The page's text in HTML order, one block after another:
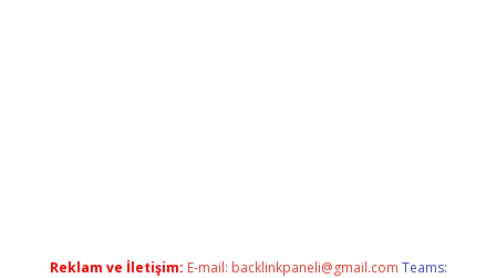
Reklam ve İletişim: E-mail: backlinkpaneli@gmail.com Teams: